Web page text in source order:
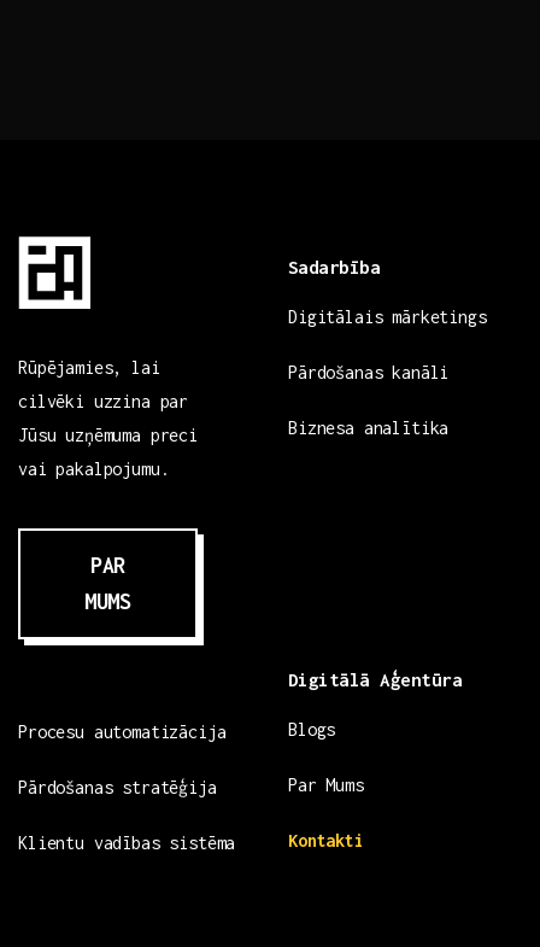
Rūpējamies, lai
cilvēki uzzina par
Jūsu uzņēmuma preci
vai pakalpojumu.
PAR
MUMS
Sadarbība
Digitālais mārketings
Pārdošanas kanāli
Biznesa analītika
Procesu automatizācija
Pārdošanas stratēģija
Klientu vadības sistēma
Digitālā Aģentūra
Blogs
Par Mums
Kontakti